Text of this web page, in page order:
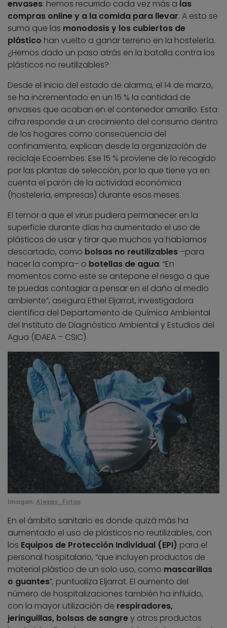
envases: hemos recurrido cada vez más a las
compras online y a la comida para llevar. A esto se
suma que las monodosis y los cubiertos de
plástico han vuelto a ganar terreno en la hostelería.
¿Hemos dado un paso atrás en la batalla contra los
plásticos no reutilizables?
Desde el inicio del estado de alarma, el 14 de marzo,
se ha incrementado en un 15 % la cantidad de
envases que acaban en el contenedor amarillo. Esta
cifra responde a un crecimiento del consumo dentro
de los hogares como consecuencia del
confinamiento, explican desde la organización de
reciclaje Ecoembes. Ese 15 % proviene de lo recogido
por las plantas de selección, por lo que tiene ya en
cuenta el parón de la actividad económica
(hostelería, empresas) durante esos meses.
El temor a que el virus pudiera permanecer en la
superficie durante días ha aumentado el uso de
plásticos de usar y tirar que muchos ya habíamos
descartado, como bolsas no reutilizables –para
hacer la compra– o botellas de agua. “En
momentos como este se antepone el riesgo a que
te puedas contagiar a pensar en el daño al medio
ambiente”, asegura Ethel Eljarrat, investigadora
científica del Departamento de Química Ambiental
del Instituto de Diagnóstico Ambiental y Estudios del
Agua (IDAEA – CSIC).
Imagen: Alexas_Fotos
En el ámbito sanitario es donde quizá más ha
aumentado el uso de plásticos no reutilizables, con
los Equipos de Protección Individual (EPI) para el
personal hospitalario, “que incluyen productos de
material plástico de un solo uso, como mascarillas
o guantes”, puntualiza Eljarrat. El aumento del
número de hospitalizaciones también ha influido,
con la mayor utilización de respiradores,
jeringuillas, bolsas de sangrey otros productos